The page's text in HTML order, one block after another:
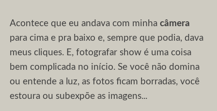
Acontece que eu andava com minha câmera
para cima e pra baixo e, sempre que podia, dava
meus cliques. E, fotografar show é uma coisa
bem complicada no início. Se você não domina
ou entende a luz, as fotos ficam borradas, você
estoura ou subexpõe as imagens...